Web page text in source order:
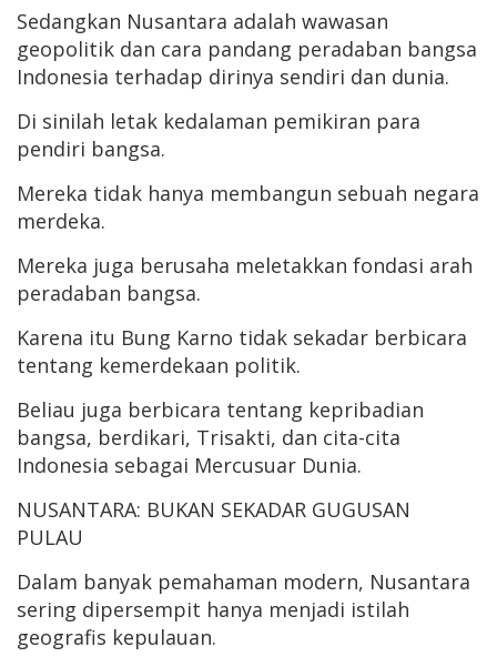
Sedangkan Nusantara adalah wawasan
geopolitik dan cara pandang peradaban bangsa
Indonesia terhadap dirinya sendiri dan dunia.
Di sinilah letak kedalaman pemikiran para
pendiri bangsa.
Mereka tidak hanya membangun sebuah negara
merdeka.
Mereka juga berusaha meletakkan fondasi arah
peradaban bangsa.
Karena itu Bung Karno tidak sekadar berbicara
tentang kemerdekaan politik.
Beliau juga berbicara tentang kepribadian
bangsa, berdikari, Trisakti, dan cita-cita
Indonesia sebagai Mercusuar Dunia.
NUSANTARA: BUKAN SEKADAR GUGUSAN
PULAU
Dalam banyak pemahaman modern, Nusantara
sering dipersempit hanya menjadi istilah
geografis kepulauan.